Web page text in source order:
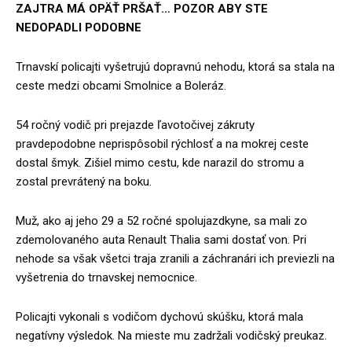
ZAJTRA MÁ OPÄŤ PRŠAŤ… POZOR ABY STE
NEDOPADLI PODOBNE
Trnavskí policajti vyšetrujú dopravnú nehodu, ktorá sa stala na
ceste medzi obcami Smolnice a Boleráz.
54 ročný vodič pri prejazde ľavotočivej zákruty
pravdepodobne neprispôsobil rýchlosť a na mokrej ceste
dostal šmyk. Zišiel mimo cestu, kde narazil do stromu a
zostal prevrátený na boku.
Muž, ako aj jeho 29 a 52 ročné spolujazdkyne, sa mali zo
zdemolovaného auta Renault Thalia sami dostať von. Pri
nehode sa však všetci traja zranili a záchranári ich previezli na
vyšetrenia do trnavskej nemocnice.
Policajti vykonali s vodičom dychovú skúšku, ktorá mala
negatívny výsledok. Na mieste mu zadržali vodičský preukaz.